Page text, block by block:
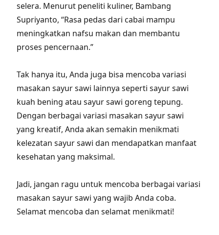
selera. Menurut peneliti kuliner, Bambang
Supriyanto, “Rasa pedas dari cabai mampu
meningkatkan nafsu makan dan membantu
proses pencernaan.”
Tak hanya itu, Anda juga bisa mencoba variasi
masakan sayur sawi lainnya seperti sayur sawi
kuah bening atau sayur sawi goreng tepung.
Dengan berbagai variasi masakan sayur sawi
yang kreatif, Anda akan semakin menikmati
kelezatan sayur sawi dan mendapatkan manfaat
kesehatan yang maksimal.
Jadi, jangan ragu untuk mencoba berbagai variasi
masakan sayur sawi yang wajib Anda coba.
Selamat mencoba dan selamat menikmati!